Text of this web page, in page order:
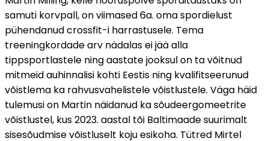
samuti korvpall, on viimased 6a. oma spordielust
pühendanud crossfit-i harrastusele. Tema
treeningkordade arv nädalas ei jää alla
tippsportlastele ning aastate jooksul on ta võitnud
mitmeid auhinnalisi kohti Eestis ning kvalifitseerunud
võistlema ka rahvusvahelistele võistlustele. Väga häid
tulemusi on Martin näidanud ka sõudeergomeetrite
võistlustel, kus 2023. aastal tõi Baltimaade suurimalt
sisesõudmise võistluselt koju esikoha. Tütred Mirtel